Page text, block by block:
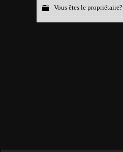
Vous êtes le propriétaire?